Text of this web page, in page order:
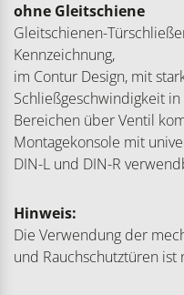
ohne Gleitschiene
Gleitschienen-
Kennzeichnung,
im Contur Design, mit
Schließgeschwindigkeit
Bereichen über Ventil
Montagekonsole mit
DIN-L und DIN-R
Hinweis:
Die Verwendung der
und Rauchschutztüren ist